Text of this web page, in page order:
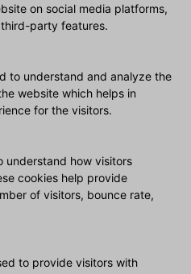
on social media platforms,
party features.
to understand and analyze the
website which helps in
for the visitors.
understand how visitors
cookies help provide
of visitors, bounce rate,
to provide visitors with